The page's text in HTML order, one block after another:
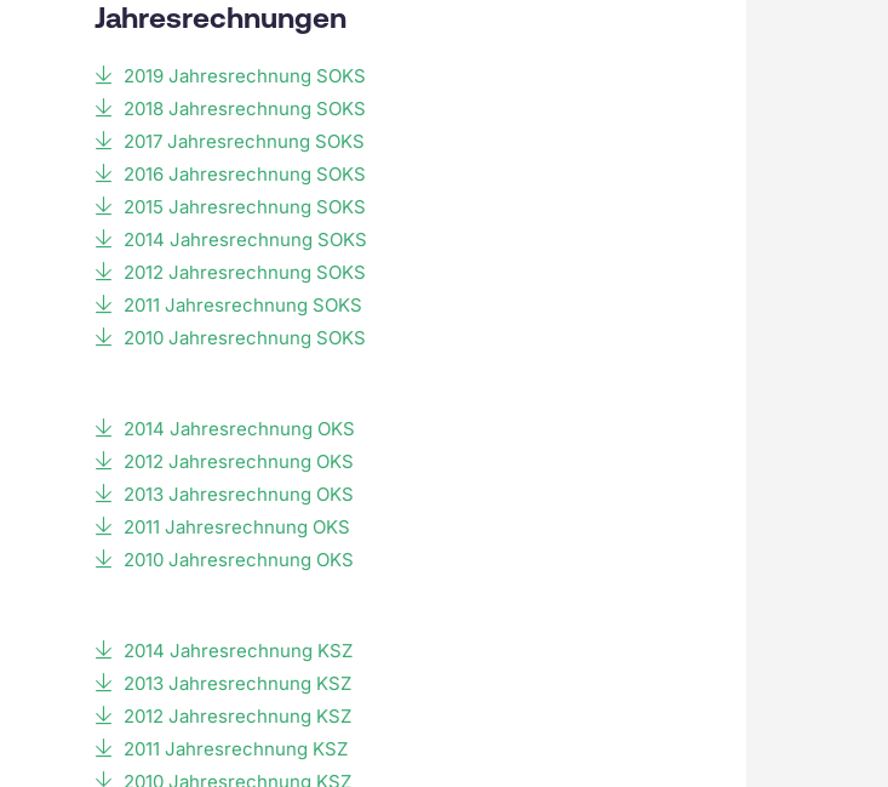
Jahresrechnungen
2019 Jahresrechnung SOKS
2018 Jahresrechnung SOKS
2017 Jahresrechnung SOKS
2016 Jahresrechnung SOKS
2015 Jahresrechnung SOKS
2014 Jahresrechnung SOKS
2012 Jahresrechnung SOKS
2011 Jahresrechnung SOKS
2010 Jahresrechnung SOKS
2014 Jahresrechnung OKS
2012 Jahresrechnung OKS
2013 Jahresrechnung OKS
2011 Jahresrechnung OKS
2010 Jahresrechnung OKS
2014 Jahresrechnung KSZ
2013 Jahresrechnung KSZ
2012 Jahresrechnung KSZ
2011 Jahresrechnung KSZ
2010 Jahresrechnung KSZ